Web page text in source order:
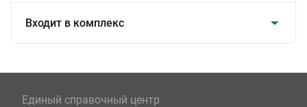
Входит в комплекс
Единый справочный центр